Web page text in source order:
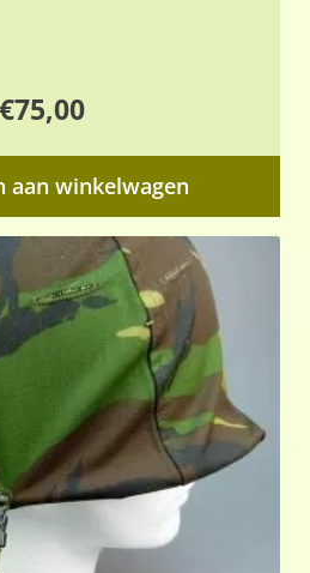
€75,00
aan winkelwagen